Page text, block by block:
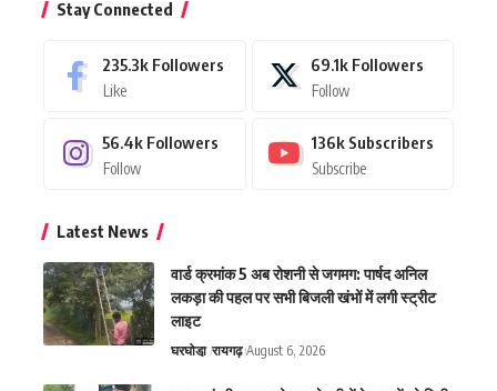
Stay Connected
235.3k Followers
Like
69.1k Followers
Follow
56.4k Followers
Follow
136k Subscribers
Subscribe
Latest News
वार्ड क्रमांक 5 अब रोशनी से जगमग: पार्षद अनिल
लकड़ा की पहल पर सभी बिजली खंभों में लगी स्ट्रीट
लाइट
घरघोडा़ रायगढ़ August 6, 2026